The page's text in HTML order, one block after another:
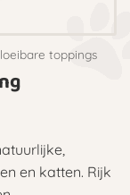
toppings
en katten. Rijk